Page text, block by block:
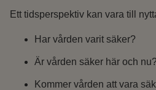
Ett tidsperspektiv kan vara till
Har vården varit säker?
Är vården säker här och
Kommer vården att vara